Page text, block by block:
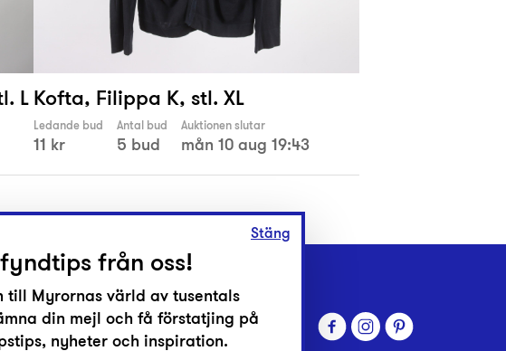
LKofta, Filippa K, stl. XL
Ledande bud
11 kr
Antal bud
5 bud
Auktionen slutar
mån 10 aug 19:43
Stäng
från oss!
till Myrornas värld av tusentals
din mejl och få förstatjing på
nyheter och inspiration.